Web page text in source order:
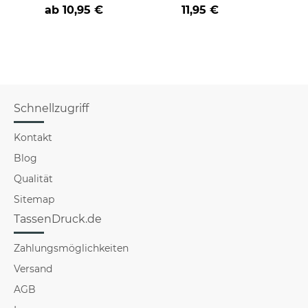
an
ab 10,95 € Farbvarianten
11,95 €
Schnellzugriff
Kontakt
Blog
Qualität
Sitemap
TassenDruck.de
Zahlungsmöglichkeiten
Versand
AGB